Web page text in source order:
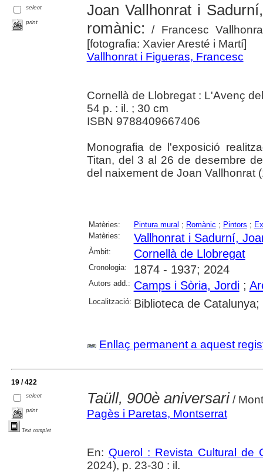
select
print
Joan Vallhonrat i
romànic: / Francesc
[fotografia: Xavier Aresté i Martí]
Vallhonrat i Figueras, Francesc
Cornellà de Llobregat : L'Avenç
54 p. : il. ; 30 cm
ISBN 9788409667406
Monografia de l'exposició
Titan, del 3 al 26 de desembre
del naixement de Joan Vallhonrat
Matèries: Pintura mural ; Romànic ; Pintors ;
Matèries:
Vallhonrat i Sadurní,
Àmbit: Cornellà de Llobregat
Cronologia: 1874 - 1937; 2024
Autors add.: Camps i Sòria, Jordi;
Localització: Biblioteca de
Enllaç permanent a aquest
19 / 422
select
print
Text complet
Taüll, 900è aniversari/
Pagès i Paretas, Montserrat
En: Querol : Revista Cultural de
2024), p. 23-30 : il.